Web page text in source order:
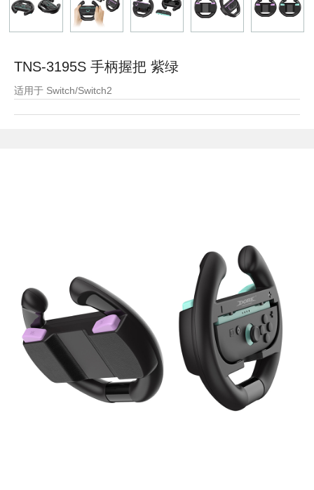
TNS-3195S 手柄握把 紫绿
适用于 Switch/Switch2